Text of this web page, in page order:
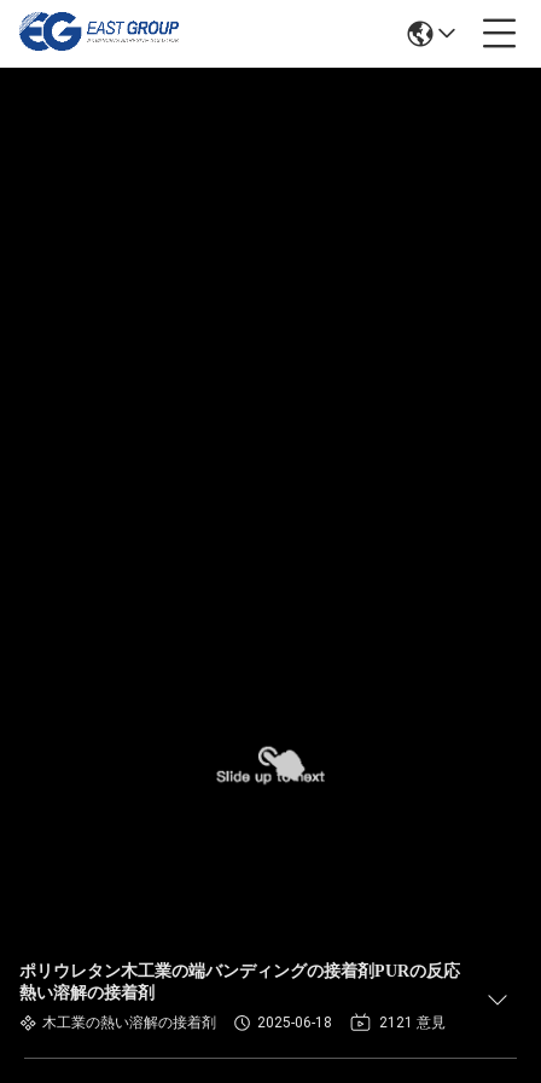
ポリウレタン木工業の端バンディングの接着剤PURの反応
熱い溶解の接着剤
木工業の熱い溶解の接着剤 2025-06-18 2121 意見